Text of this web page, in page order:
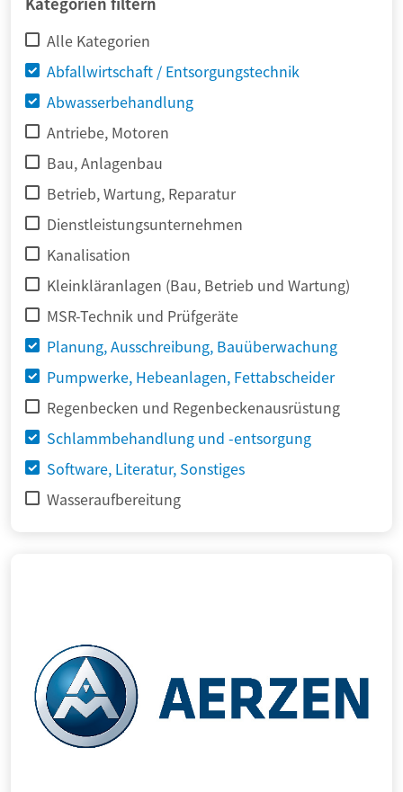
Alle Kategorien
Abfallwirtschaft / Entsorgungstechnik
Abwasserbehandlung
Antriebe, Motoren
Bau, Anlagenbau
Betrieb, Wartung, Reparatur
Dienstleistungsunternehmen
Kanalisation
Kleinkläranlagen (Bau, Betrieb und Wartung)
MSR-Technik und Prüfgeräte
Planung, Ausschreibung, Bauüberwachung
Pumpwerke, Hebeanlagen, Fettabscheider
Regenbecken und Regenbeckenausrüstung
Schlammbehandlung und -entsorgung
Software, Literatur, Sonstiges
Wasseraufbereitung